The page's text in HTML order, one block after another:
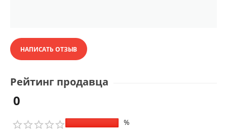
НАПИСАТЬ ОТЗЫВ
Рейтинг продавца
0
%